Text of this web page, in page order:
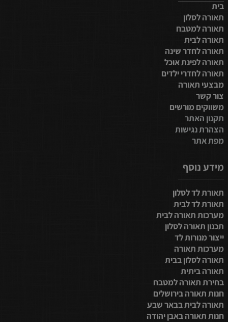
בית
תאורה לסלון
תאורה למטבח
תאורה לבית
תאורה לחדר שינה
תאורה לפינת אוכל
תאורה לחדרי ילדים
מבצעי תאורה
צור קשר
משווקים מורשים
תקנון האתר
הצהרת נגישות
מפת אתר
מידע נוסף
תאורת לד לסלון
תאורת לד לבית
מערכות תאורה לבית
תכנון תאורה לסלון
ייצור מנורות לד
מערכות תאורה
תאורה לסלון בבית
תאורה ביתית
בחירת תאורה למטבח
חנות תאורה בירושלים
תאורה לבית בבאר שבע
חנות תאורה באבן יהודה